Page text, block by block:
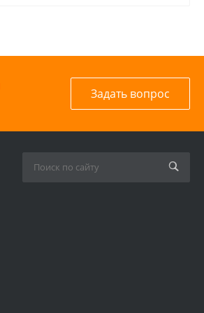
Задать вопрос